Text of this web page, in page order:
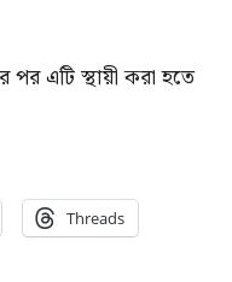
পর এটি স্থায়ী করা হতে
Threads